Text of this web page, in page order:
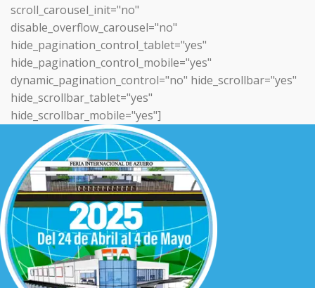
scroll_carousel_init="no"
disable_overflow_carousel="no"
hide_pagination_control_tablet="yes"
hide_pagination_control_mobile="yes"
dynamic_pagination_control="no" hide_scrollbar="yes"
hide_scrollbar_tablet="yes"
hide_scrollbar_mobile="yes"]